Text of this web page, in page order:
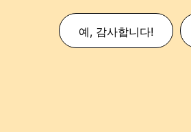
예, 감사합니다!